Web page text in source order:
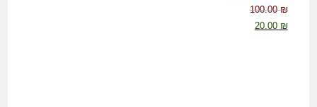
100.00₪
20.00 ₪